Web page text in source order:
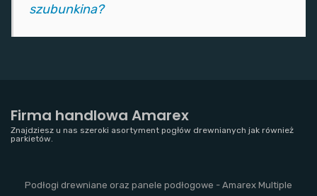
szubunkina?
Firma handlowa Amarex
Znajdziesz u nas szeroki asortyment pogłów drewnianych jak również
parkietów.
Podłogi drewniane oraz panele podłogowe - Amarex Multiple